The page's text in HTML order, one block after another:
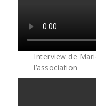
Interview de
l’association